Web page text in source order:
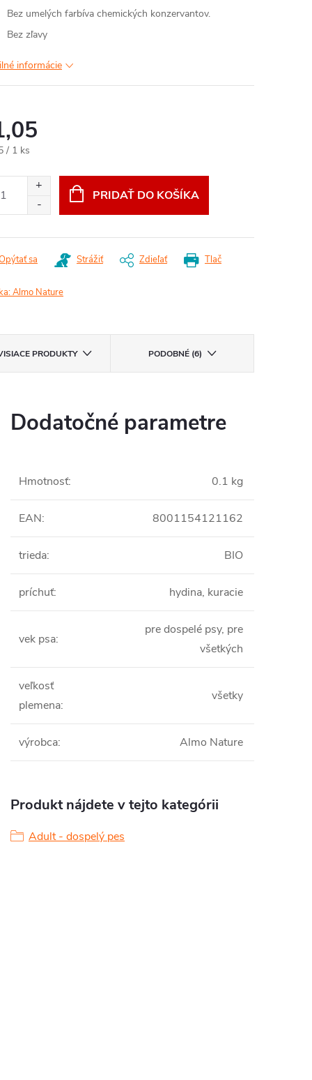
Bez umelých farbíva chemických konzervantov.
Bez zľavy
informácie
/ 1 ks
PRIDAŤ DO KOŠÍKA
Tlač
sa Strážiť Zdieľať
Almo Nature
PRODUKTY PODOBNÉ (6)
Dodatočné parametre
Hmotnosť: 0.1 kg
EAN: 8001154121162
trieda: BIO
príchuť: hydina, kuracie
vek psa:
pre dospelé psy, pre
všetkých
veľkosť
plemena:
všetky
výrobca: Almo Nature
Produkt nájdete v tejto kategórii
Adult - dospelý pes